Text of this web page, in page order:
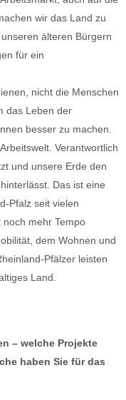
wir das Land zu
älteren Bürgern
für ein
nicht die Menschen
das Leben der
besser zu machen.
Verantwortlich
und unsere Erde den
Das ist eine
Pfalz seit vielen
mehr Tempo
dem Wohnen und
Pfälzer leisten
Land.
– welche Projekte
haben Sie für das